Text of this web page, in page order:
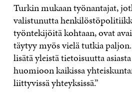
Turkin mukaan työnantajat,
valistunutta
työntekijöitä kohtaan, ovat
täytyy myös vielä tutkia
lisätä yleistä tietoisuutta
huomioon kaikissa
liittyvissä yhteyksissä.”